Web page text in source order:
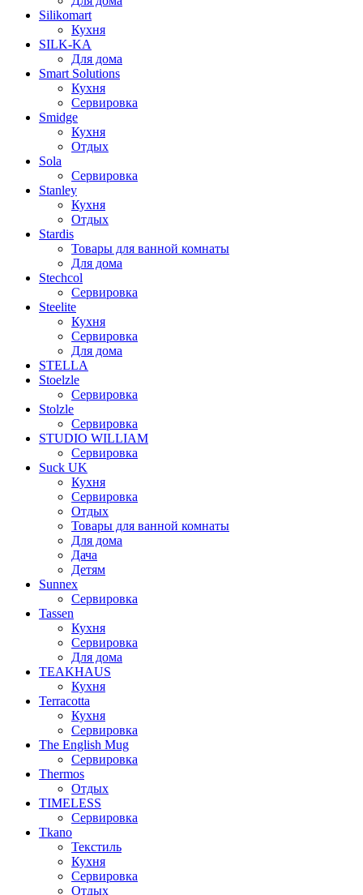
Silikomart
Кухня
SILK-KA
Для дома
Smart Solutions
Кухня
Сервировка
Smidge
Кухня
Отдых
Sola
Сервировка
Stanley
Кухня
Отдых
Stardis
Товары для ванной комнаты
Для дома
Stechcol
Сервировка
Steelite
Кухня
Сервировка
Для дома
STELLA
Stoelzle
Сервировка
Stolzle
Сервировка
STUDIO WILLIAM
Сервировка
Suck UK
Кухня
Сервировка
Отдых
Товары для ванной комнаты
Для дома
Дача
Детям
Sunnex
Сервировка
Tassen
Кухня
Сервировка
Для дома
TEAKHAUS
Кухня
Terracotta
Кухня
Сервировка
The English Mug
Сервировка
Thermos
Отдых
TIMELESS
Сервировка
Tkano
Текстиль
Кухня
Сервировка
Отдых